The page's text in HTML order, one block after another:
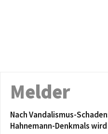
Melder
Nach Vandalismus-
Hahnemann-Denkmals